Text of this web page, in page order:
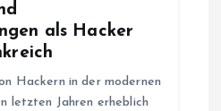
als Hacker
Hackern in der modernen
letzten Jahren erheblich